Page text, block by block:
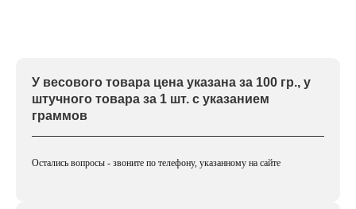
У весового товара цена указана за 100 гр., у
штучного товара за 1 шт. с указанием
граммов
Остались вопросы - звоните по телефону, указанному на сайте